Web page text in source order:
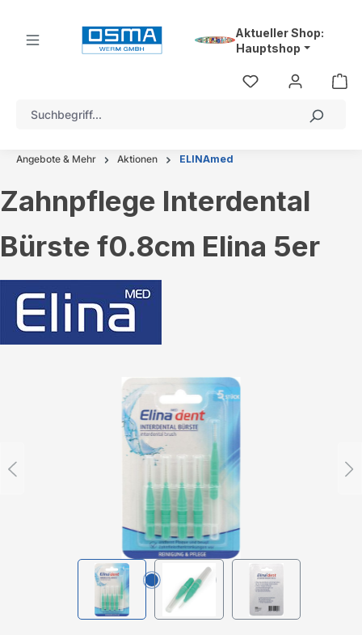
Aktueller Shop:
Hauptshop
Angebote & Mehr Aktionen ELINAmed
Zahnpflege Interdental
Bürste f0.8cm Elina 5er
Bildergalerie überspringen